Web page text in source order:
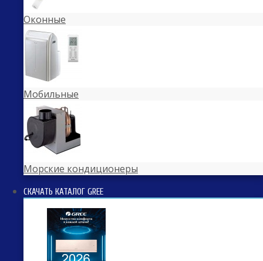
Оконные
Мобильные
Морские кондиционеры
СКАЧАТЬ КАТАЛОГ GREE